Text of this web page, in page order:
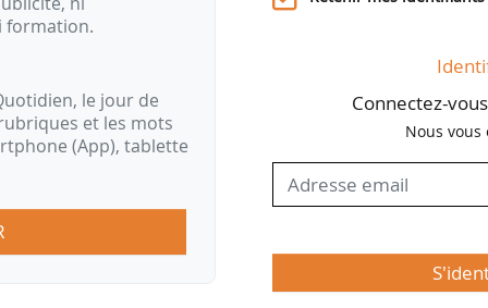
formation.
le jour de
et les mots
(App), tablette
Connectez-
Nous vous